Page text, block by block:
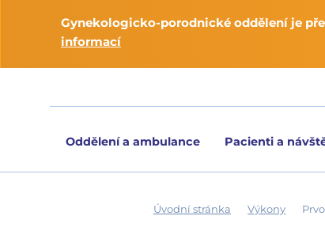
Gynekologicko-porodnické oddělení je
informací
Oddělení a ambulance Pacienti a
Úvodní stránka Výkony